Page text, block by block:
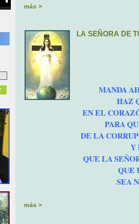
más >
LA SEÑORA DE
MANDA
HAZ
EN EL
PARA
DE LA
Y
QUE LA
QUE
SEA
más >